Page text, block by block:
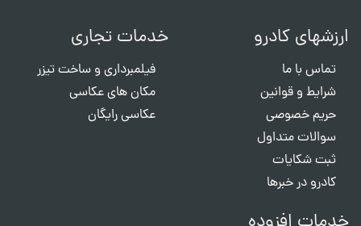
ارزشهای کادرو
تماس با ما
شرایط و قوانین
حریم خصوصی
سوالات متداول
ثبت شکایات
کادرو در خبرها
خدمات تجاری
فیلمبرداری و ساخت تیزر
مکان های عکاسی
عکاسی رایگان